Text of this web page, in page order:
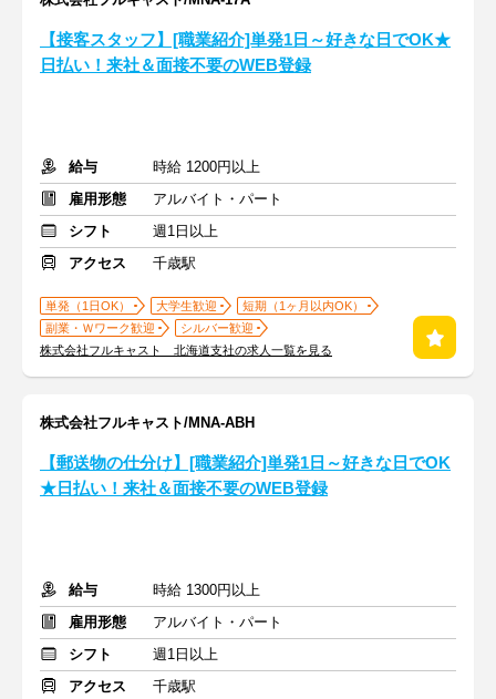
【接客スタッフ】[職業紹介]単発1日～好きな日でOK★
日払い！来社＆面接不要のWEB登録
給与
時給 1200円以上
雇用形態
アルバイト・パート
シフト
週1日以上
アクセス
千歳駅
単発（1日OK） 大学生歓迎
短期（1ヶ月以内OK）
副業・Ｗワーク歓迎
シルバー歓迎
株式会社フルキャスト 北海道支社の求人一覧を見る
株式会社フルキャスト/MNA-ABH
【郵送物の仕分け】[職業紹介]単発1日～好きな日でOK
★日払い！来社＆面接不要のWEB登録
給与
時給 1300円以上
雇用形態
アルバイト・パート
シフト
週1日以上
アクセス
千歳駅